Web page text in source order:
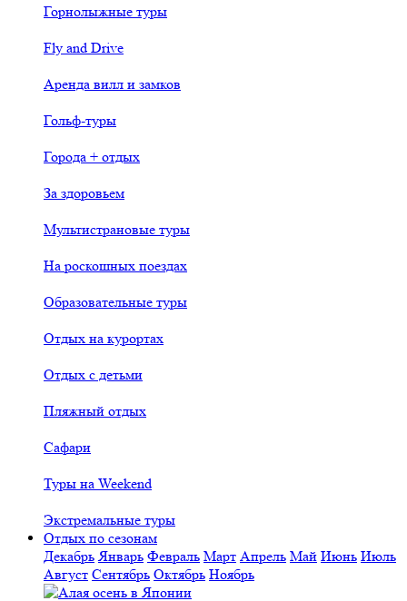
Горнолыжные туры
Fly and Drive
Аренда вилл и замков
Гольф-туры
Города + отдых
За здоровьем
Мультистрановые туры
На роскошных поездах
Образовательные туры
Отдых на курортах
Отдых с детьми
Пляжный отдых
Сафари
Туры на Weekend
Экстремальные туры
Отдых по сезонам
Декабрь Январь Февраль Март Апрель Май Июнь Июль
Август Сентябрь Октябрь Ноябрь